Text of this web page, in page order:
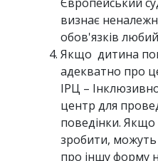
визнає
обов'язків
Якщо дитина
адекватно про
ІРЦ –
центр для
поведінки. Якщо
зробити,
про іншу форму